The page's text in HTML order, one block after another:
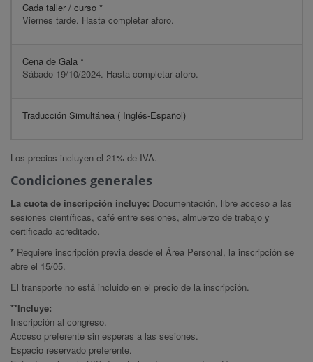
Cada taller / curso *
Viernes tarde. Hasta completar aforo.
Cena de Gala *
Sábado 19/10/2024. Hasta completar aforo.
Traducción Simultánea ( Inglés-Español)
Los precios incluyen el 21% de IVA.
Condiciones generales
La cuota de inscripción incluye: Documentación, libre acceso a las
sesiones científicas, café entre sesiones, almuerzo de trabajo y
certificado acreditado.
* Requiere inscripción previa desde el Área Personal, la inscripción se
abre el 15/05.
El transporte no está incluido en el precio de la inscripción.
**Incluye:
Inscripción al congreso.
Acceso preferente sin esperas a las sesiones.
Espacio reservado preferente.